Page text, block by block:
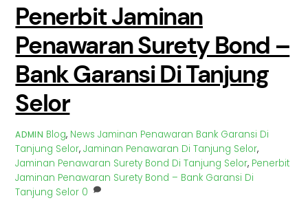
Penerbit Jaminan
Penawaran Surety Bond –
Bank Garansi Di Tanjung
Selor
ADMIN Blog, News Jaminan Penawaran Bank Garansi Di
Tanjung Selor,Jaminan Penawaran Di Tanjung Selor,
Jaminan Penawaran Surety Bond Di Tanjung Selor, Penerbit
Jaminan Penawaran Surety Bond – Bank Garansi Di
Tanjung Selor 0